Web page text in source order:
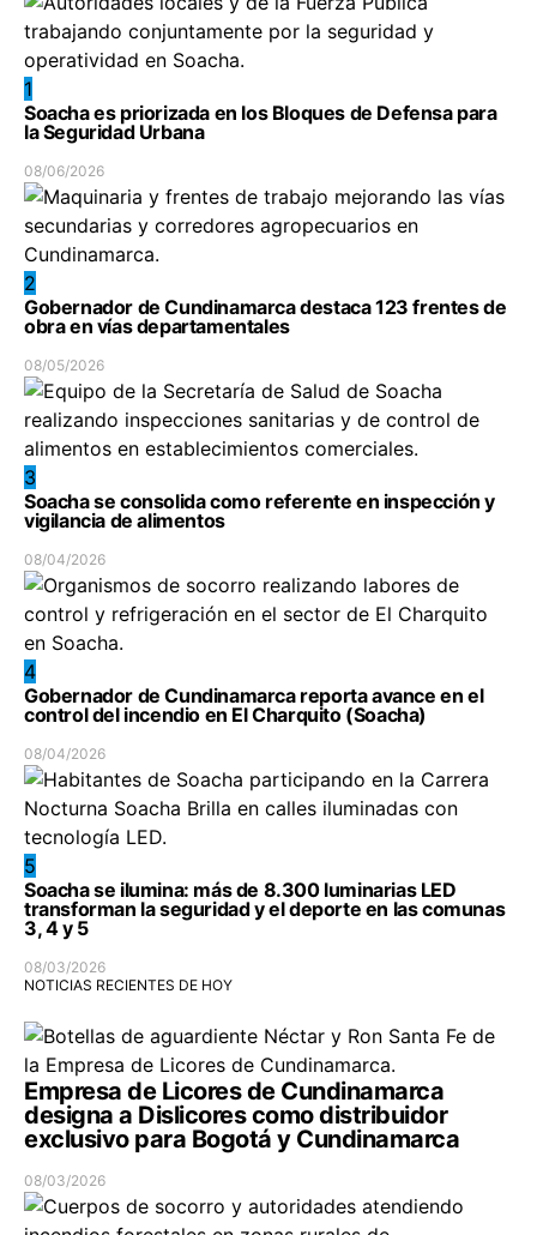
1
Soacha es priorizada en los Bloques de Defensa para
la Seguridad Urbana
08/06/2026
2
Gobernador de Cundinamarca destaca 123 frentes de
obra en vías departamentales
08/05/2026
3
Soacha se consolida como referente en inspección y
vigilancia de alimentos
08/04/2026
4
Gobernador de Cundinamarca reporta avance en el
control del incendio en El Charquito (Soacha)
08/04/2026
5
Soacha se ilumina: más de 8.300 luminarias LED
transforman la seguridad y el deporte en las comunas
3, 4 y 5
08/03/2026
NOTICIAS RECIENTES DE HOY
Empresa de Licores de Cundinamarca
designa a Dislicores como distribuidor
exclusivo para Bogotá y Cundinamarca
08/03/2026